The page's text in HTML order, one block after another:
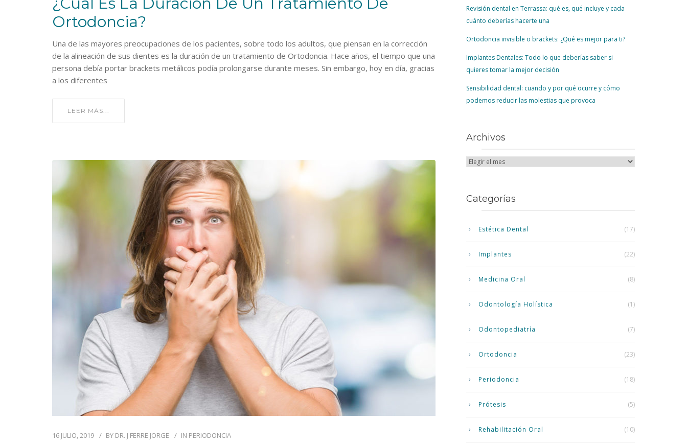
Ortodoncia?
Una de las mayores preocupaciones de los pacientes, sobre todo los adultos, que piensan en la corrección
de la alineación de sus dientes es la duración de un tratamiento de Ortodoncia. Hace años, el tiempo que una
persona debía portar brackets metálicos podía prolongarse durante meses. Sin embargo, hoy en día, gracias
a los diferentes
LEER MÁS...
16 JULIO, 2019 BY DR. J FERRE JORGE IN PERIODONCIA
Revisión dental en Terrassa: qué es, qué incluye y cada
cuánto deberías hacerte una
Ortodoncia invisible o brackets: ¿Qué es mejor para ti?
Implantes Dentales: Todo lo que deberías saber si
quieres tomar la mejor decisión
Sensibilidad dental: cuando y por qué ocurre y cómo
podemos reducir las molestias que provoca
Archivos
Categorías
Estética Dental (17)
Implantes (22)
Medicina Oral (8)
Odontología Holística (1)
Odontopediatría (7)
Ortodoncia (23)
Periodoncia (18)
Prótesis (5)
Rehabilitación Oral (10)